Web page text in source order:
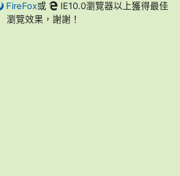
FireFox或
IE10.0瀏覽器以上獲得最佳
瀏覽效果，謝謝！